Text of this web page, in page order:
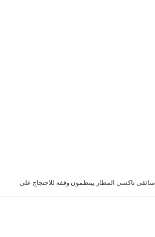
سائقى تاكسى المطار يينظمون وقفه للاحتجاج على